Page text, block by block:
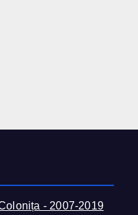
- 2007-2019